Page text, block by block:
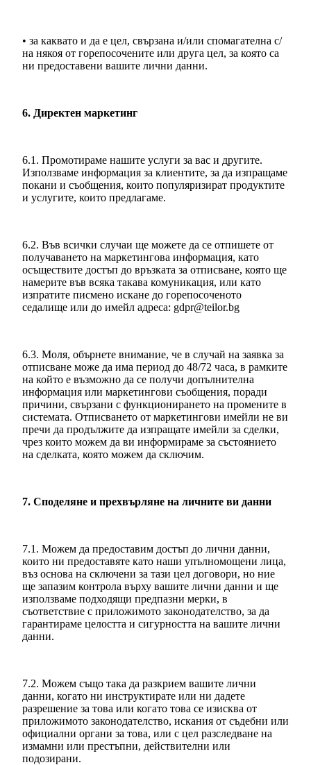
• за каквато и да е цел, свързана и/или спомагателна с/
на някоя от горепосочените или друга цел, за която са
ни предоставени вашите лични данни.
6. Директен маркетинг
6.1. Промотираме нашите услуги за вас и другите.
Използваме информация за клиентите, за да изпращаме
покани и съобщения, които популяризират продуктите
и услугите, които предлагаме.
6.2. Във всички случаи ще можете да се отпишете от
получаването на маркетингова информация, като
осъществите достъп до връзката за отписване, която ще
намерите във всяка такава комуникация, или като
изпратите писмено искане до горепосоченото
седалище или до имейл адреса: gdpr@teilor.bg
6.3. Моля, обърнете внимание, че в случай на заявка за
отписване може да има период до 48/72 часа, в рамките
на който е възможно да се получи допълнителна
информация или маркетингови съобщения, поради
причини, свързани с функционирането на промените в
системата. Отписването от маркетингови имейли не ви
пречи да продължите да изпращате имейли за сделки,
чрез които можем да ви информираме за състоянието
на сделката, която можем да сключим.
7. Споделяне и прехвърляне на личните ви данни
7.1. Можем да предоставим достъп до лични данни,
които ни предоставяте като наши упълномощени лица,
въз основа на сключени за тази цел договори, но ние
ще запазим контрола върху вашите лични данни и ще
използваме подходящи предпазни мерки, в
съответствие с приложимото законодателство, за да
гарантираме целостта и сигурността на вашите лични
данни.
7.2. Можем също така да разкрием вашите лични
данни, когато ни инструктирате или ни дадете
разрешение за това или когато това се изисква от
приложимото законодателство, искания от съдебни или
официални органи за това, или с цел разследване на
измамни или престъпни, действителни или
подозирани.